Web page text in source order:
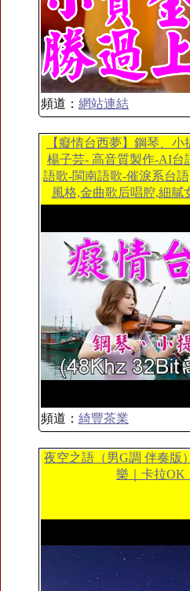
頻道： 網站連結
【癡情台西夢】鋼琴、
楊子芸- 高音質製作-AI台
語歌-閩南語歌-催淚系台
風格,金曲歌后唱腔,細膩
頻道： 綺豐茶業
夜空之語（男G調 伴奏版
樂｜卡拉OK